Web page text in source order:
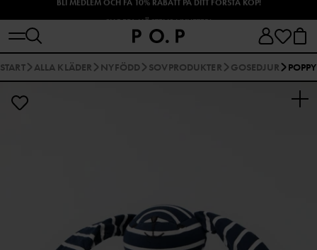
START ALLA KLÄDER NYFÖDD SOVPRODUKTER GOSEDJUR POPPY